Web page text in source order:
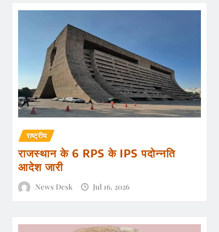
राष्ट्रीय
राजस्थान के 6 RPS के IPS पदोन्नति
आदेश जारी
News Desk Jul 16, 2026